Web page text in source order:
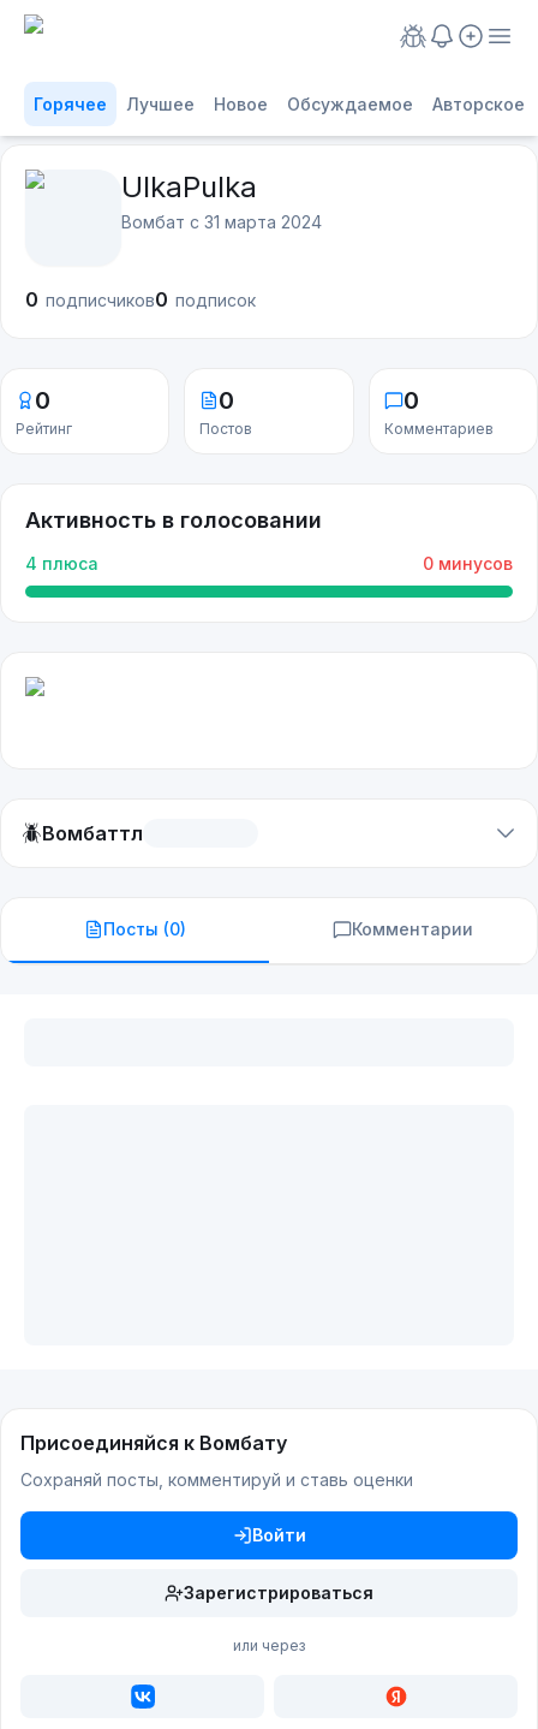
Горячее Лучшее Новое Обсуждаемое Авторское
UlkaPulka
Вомбат с 31 марта 2024
0 подписчиков0 подписок
0
Рейтинг
0
Постов
0
Комментариев
Активность в голосовании
4 плюса 0 минусов
🪲Вомбаттл
Посты (0) Комментарии
Присоединяйся к Вомбату
Сохраняй посты, комментируй и ставь оценки
Войти
Зарегистрироваться
или через